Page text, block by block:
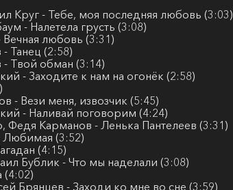
Круг - Тебе, моя последняя любовь (3:03)
- Налетела грусть (3:08)
любовь (3:31)
Танец (2:58)
- Твой обман (3:14)
- Заходите к нам на огонёк (2:58)
- Вези меня, извозчик (5:45)
- Наливай поговорим (4:24)
Федя Карманов - Ленька Пантелеев (3:31)
Любимая (3:52)
(4:15)
Бублик - Что мы наделали (3:08)
(4:02)
Брянцев - Заходи ко мне во сне (3:59)